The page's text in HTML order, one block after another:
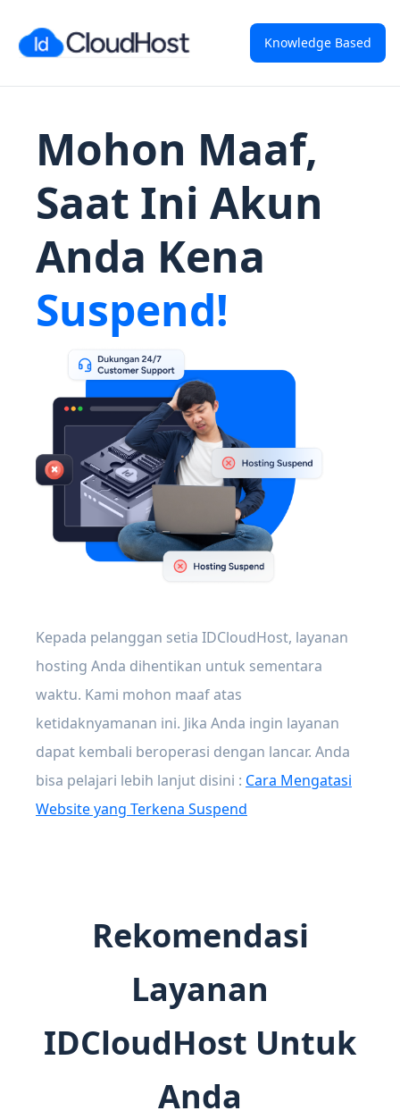
Knowledge Based
Mohon Maaf,
Saat Ini Akun
Anda Kena
Suspend!
Kepada pelanggan setia IDCloudHost, layanan
hosting Anda dihentikan untuk sementara
waktu. Kami mohon maaf atas
ketidaknyamanan ini. Jika Anda ingin layanan
dapat kembali beroperasi dengan lancar. Anda
bisa pelajari lebih lanjut disini : Cara Mengatasi
Website yang Terkena Suspend
Rekomendasi
Layanan
IDCloudHost Untuk
Anda